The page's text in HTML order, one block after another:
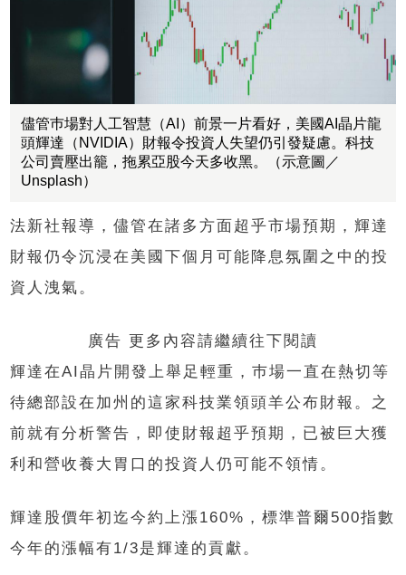
儘管巿場對人工智慧（AI）前景一片看好，美國AI晶片龍
頭輝達（NVIDIA）財報令投資人失望仍引發疑慮。科技
公司賣壓出籠，拖累亞股今天多收黑。（示意圖／
Unsplash）
法新社報導，儘管在諸多方面超乎市場預期，輝達
財報仍令沉浸在美國下個月可能降息氛圍之中的投
資人洩氣。
廣告 更多內容請繼續往下閱讀
輝達在AI晶片開發上舉足輕重，巿場一直在熱切等
待總部設在加州的這家科技業領頭羊公布財報。之
前就有分析警告，即使財報超乎預期，已被巨大獲
利和營收養大胃口的投資人仍可能不領情。
輝達股價年初迄今約上漲 160% ，標準普爾 500指數
今年的漲幅有1/3是輝達的貢獻。